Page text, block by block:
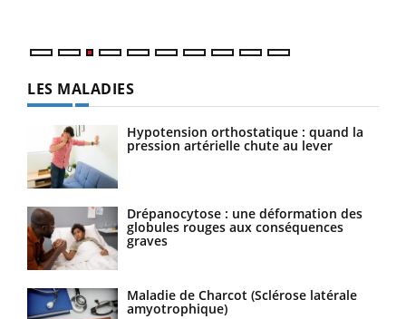
LES MALADIES
Hypotension orthostatique : quand la
pression artérielle chute au lever
Drépanocytose : une déformation des
globules rouges aux conséquences
graves
Maladie de Charcot (Sclérose latérale
amyotrophique)